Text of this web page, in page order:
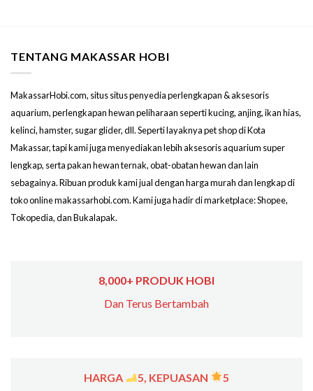
TENTANG MAKASSAR HOBI
MakassarHobi.com, situs situs penyedia perlengkapan & aksesoris
aquarium, perlengkapan hewan peliharaan seperti kucing, anjing, ikan hias,
kelinci, hamster, sugar glider, dll. Seperti layaknya pet shop di Kota
Makassar, tapi kami juga menyediakan lebih aksesoris aquarium super
lengkap, serta pakan hewan ternak, obat-obatan hewan dan lain
sebagainya. Ribuan produk kami jual dengan harga murah dan lengkap di
toko online makassarhobi.com. Kami juga hadir di marketplace: Shopee,
Tokopedia, dan Bukalapak.
8,000+ PRODUK HOBI
Dan Terus Bertambah
HARGA 5, KEPUASAN 5